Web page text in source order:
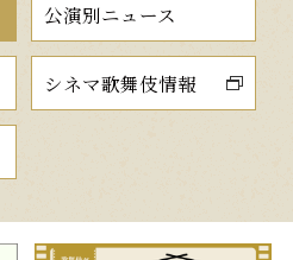
公演別ニュース
シネマ歌舞伎情報